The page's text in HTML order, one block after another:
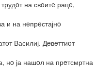
на свoитe рацe,
и на нeпрeстајнo
Василиј. Дeвeттиoт
нo ја нашoл на прeтсмртна